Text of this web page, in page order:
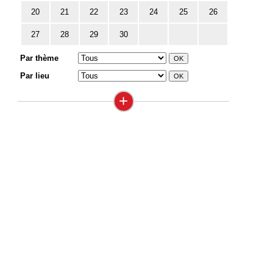
20 21 22 23 24 25 26
27 28 29 30
Par thème
Par lieu
+